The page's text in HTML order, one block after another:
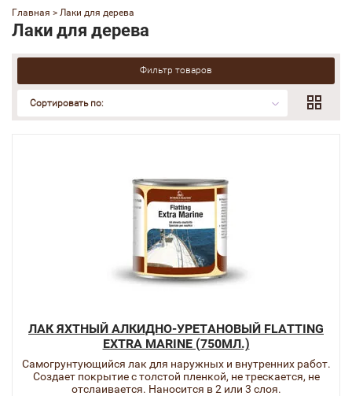
Главная > Лаки для дерева
Лаки для дерева
Фильтр товаров
Сортировать по:
ЛАК ЯХТНЫЙ АЛКИДНО-УРЕТАНОВЫЙ FLATTING
EXTRA MARINE (750МЛ.)
Самогрунтующийся лак для наружных и внутренних работ.
Создает покрытие с толстой пленкой, не трескается, не
отслаивается. Наносится в 2 или 3 слоя.